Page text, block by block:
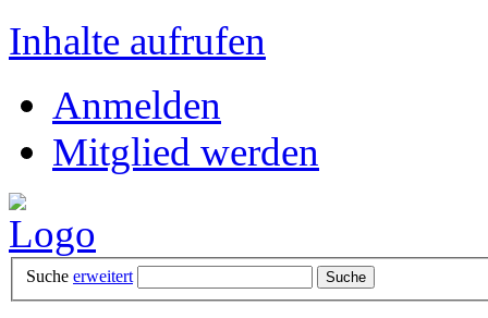
Inhalte aufrufen
Anmelden
Mitglied werden
Suche erweitert